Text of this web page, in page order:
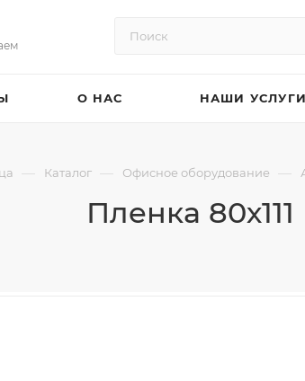
О НАС НАШИ УСЛУГИ
— Каталог — Офисное оборудование —
Пленка